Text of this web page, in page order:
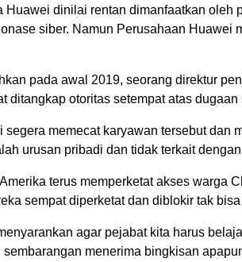
Huawei dinilai rentan dimanfaatkan oleh
siber. Namun Perusahaan Huawei
pada awal 2019, seorang direktur
ditangkap otoritas setempat atas dugaan
segera memecat karyawan tersebut dan
urusan pribadi dan tidak terkait
terus memperketat akses warga
sempat diperketat dan diblokir tak
agar pejabat kita harus
menerima bingkisan